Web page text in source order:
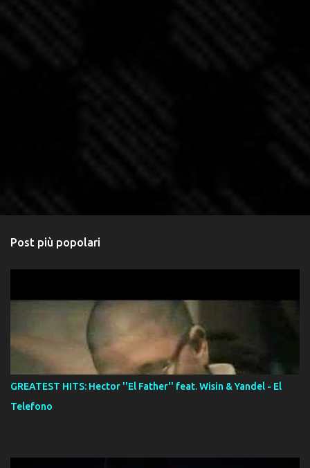
Post più popolari
GREATEST HITS: Hector ''El Father'' feat. Wisin & Yandel - El
Telefono